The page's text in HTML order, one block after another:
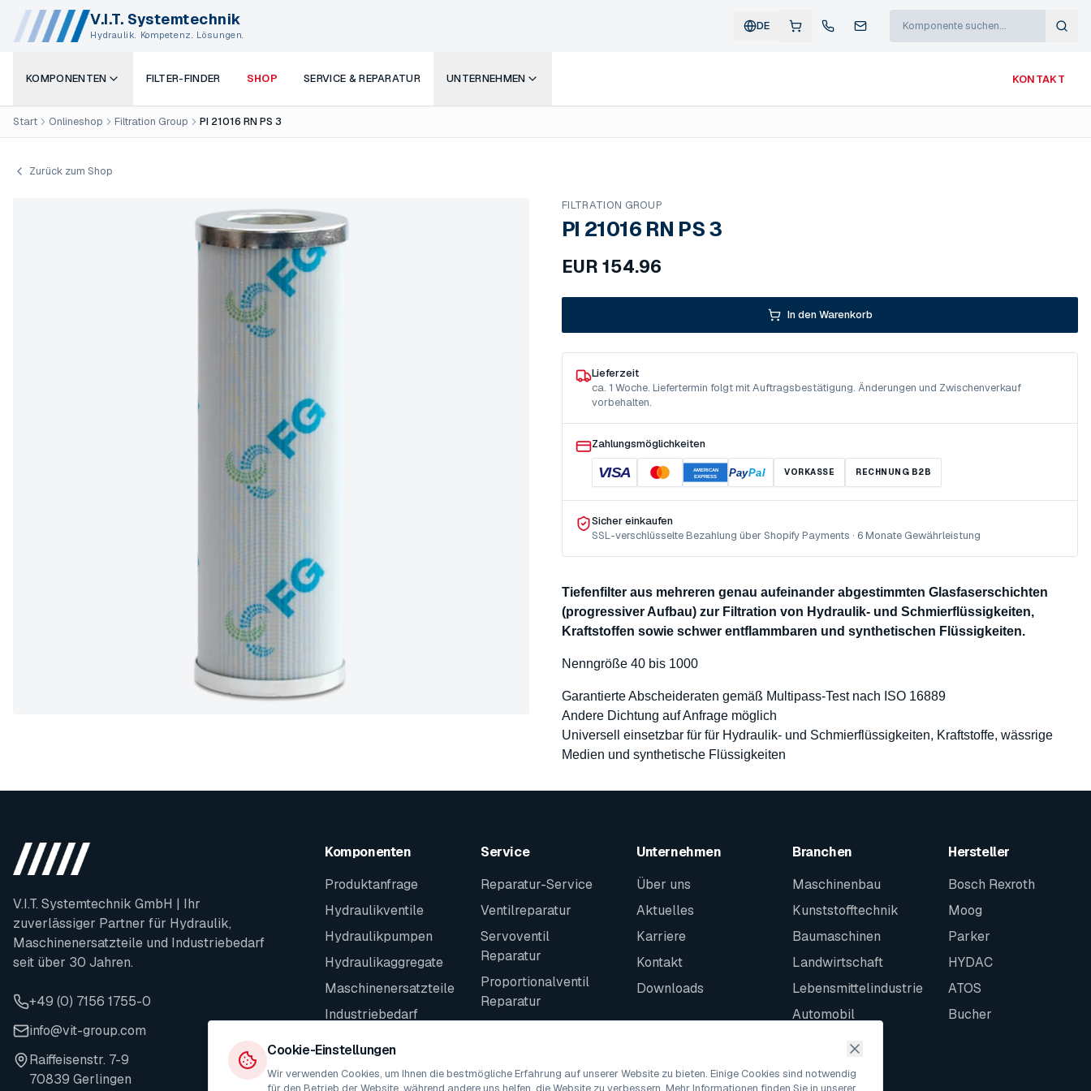
V.I.T. Systemtechnik
Hydraulik. Kompetenz. Lösungen.
DE
KOMPONENTEN FILTER-FINDER SHOP SERVICE & REPARATUR UNTERNEHMEN KONTAKT
Start Onlineshop Filtration Group PI 21016 RN PS 3
Zurück zum Shop
FILTRATION GROUP
PI 21016 RN PS 3
EUR 154.96
In den Warenkorb
Lieferzeit
ca. 1 Woche. Liefertermin folgt mit Auftragsbestätigung. Änderungen und Zwischenverkauf
vorbehalten.
Zahlungsmöglichkeiten
VISA
AMERICAN
EXPRESS
PayPal VORKASSE RECHNUNG B2B
Sicher einkaufen
SSL-verschlüsselte Bezahlung über Shopify Payments · 6 Monate Gewährleistung
Tiefenfilter aus mehreren genau aufeinander abgestimmten Glasfaserschichten
(progressiver Aufbau) zur Filtration von Hydraulik- und Schmierflüssigkeiten,
Kraftstoffen sowie schwer entflammbaren und synthetischen Flüssigkeiten.
Nenngröße 40 bis 1000
Garantierte Abscheideraten gemäß Multipass-Test nach ISO 16889
Andere Dichtung auf Anfrage möglich
Universell einsetzbar für für Hydraulik- und Schmierflüssigkeiten, Kraftstoffe, wässrige
Medien und synthetische Flüssigkeiten
V.I.T. Systemtechnik GmbH | Ihr
zuverlässiger Partner für Hydraulik,
Maschinenersatzteile und Industriebedarf
seit über 30 Jahren.
+49 (0) 7156 1755-0
info@vit-group.com
Raiffeisenstr. 7-9
70839 Gerlingen
Komponenten
Produktanfrage
Hydraulikventile
Hydraulikpumpen
Hydraulikaggregate
Maschinenersatzteile
Industriebedarf
Service
Reparatur-Service
Ventilreparatur
Servoventil
Reparatur
Proportionalventil
Reparatur
Unternehmen
Über uns
Aktuelles
Karriere
Kontakt
Downloads
Branchen
Maschinenbau
Kunststofftechnik
Baumaschinen
Landwirtschaft
Lebensmittelindustrie
Automobil
Intralogistik
Hersteller
Bosch Rexroth
Moog
Parker
HYDAC
ATOS
Bucher
Cookie-Einstellungen
Wir verwenden Cookies, um Ihnen die bestmögliche Erfahrung auf unserer Website zu bieten. Einige Cookies sind notwendig
für den Betrieb der Website, während andere uns helfen, die Website zu verbessern. Mehr Informationen finden Sie in unserer